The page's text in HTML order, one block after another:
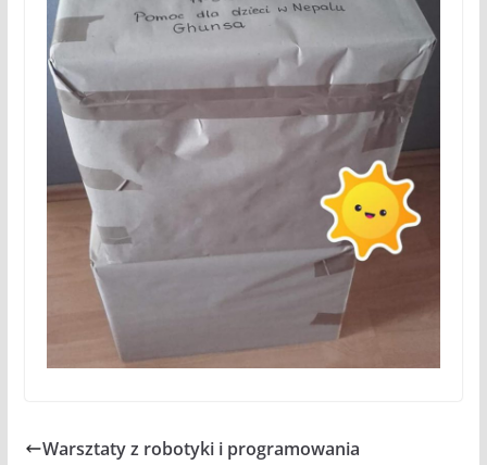
Warsztaty z robotyki i programowania